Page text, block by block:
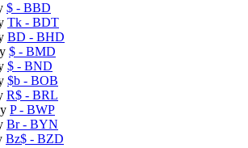
$ - BBD
Tk - BDT
BD - BHD
$ - BMD
$ - BND
$b - BOB
R$ - BRL
P- BWP
Br- BYN
Bz$ - BZD